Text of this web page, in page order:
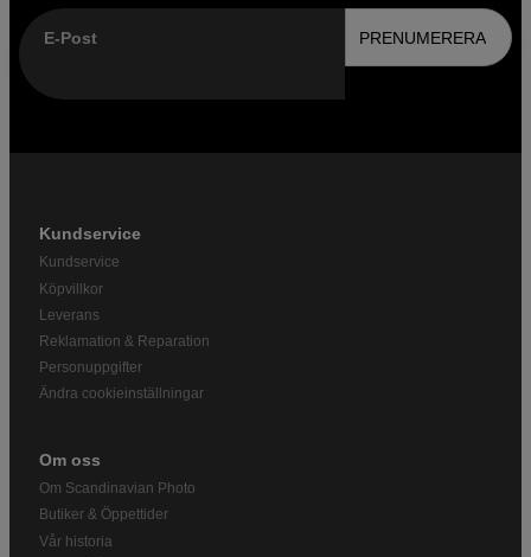
E-Post PRENUMERERA
Kundservice
Kundservice
Köpvillkor
Leverans
Reklamation & Reparation
Personuppgifter
Ändra cookieinställningar
Om oss
Om Scandinavian Photo
Butiker & Öppettider
Vår historia